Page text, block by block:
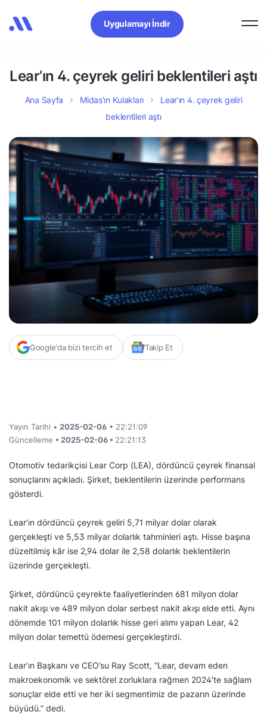
Uygulamayı İndir
Lear’ın 4. çeyrek geliri beklentileri aştı
Ana Sayfa Midas’ın Kulakları
Lear’ın 4. çeyrek geliri
beklentileri aştı
Google'da bizi tercih et Takip Et
Yayın Tarihi • 2025-02-06 • 22:21:09
Güncelleme • 2025-02-06 • 22:21:13
Otomotiv tedarikçisi Lear Corp (LEA), dördüncü çeyrek finansal
sonuçlarını açıkladı. Şirket, beklentilerin üzerinde performans
gösterdi.
Lear’ın dördüncü çeyrek geliri 5,71 milyar dolar olarak
gerçekleşti ve 5,53 milyar dolarlık tahminleri aştı. Hisse başına
düzeltilmiş kâr ise 2,94 dolar ile 2,58 dolarlık beklentilerin
üzerinde gerçekleşti.
Şirket, dördüncü çeyrekte faaliyetlerinden 681 milyon dolar
nakit akışı ve 489 milyon dolar serbest nakit akışı elde etti. Aynı
dönemde 101 milyon dolarlık hisse geri alımı yapan Lear, 42
milyon dolar temettü ödemesi gerçekleştirdi.
Lear’ın Başkanı ve CEO’su Ray Scott, “Lear, devam eden
makroekonomik ve sektörel zorluklara rağmen 2024’te sağlam
sonuçlar elde etti ve her iki segmentimiz de pazarın üzerinde
büyüdü.” dedi.